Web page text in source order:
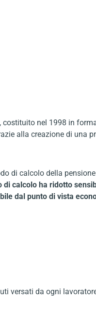
, costituito nel 1998 in
alla creazione di una
di calcolo della
di calcolo ha ridotto
dal punto di vista
versati da ogni